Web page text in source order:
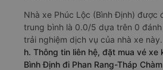
Nhà xe Phúc Lộc (Bình Định) được
trung bình là 0.0/5 dựa trên 0
trải nghiệm dịch vụ của nhà xe này.
h. Thông tin liên hệ, đặt mua vé
Bình Định đi Phan Rang-Tháp